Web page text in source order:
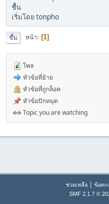
ชื้น
เริ่มโดย tonpho
ขึ้น หน้า 1
โพล
หัวข้อที่ย้าย
หัวข้อที่ถูกล็อค
หัวข้อปักหมุด
Topic you are watching
ช่วยเหลือ | ข้อตก
SMF 2.1.7 ©